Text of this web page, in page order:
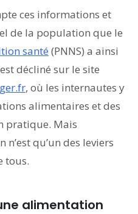
ces informations et
de la population que le
santé (PNNS) a ainsi
décliné sur le site
, où les internautes y
alimentaires et des
pratique. Mais
n’est qu’un des leviers
tous.
alimentation